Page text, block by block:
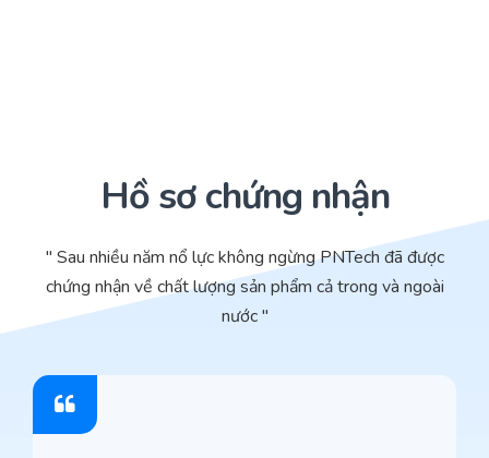
Hồ sơ chứng nhận
" Sau nhiều năm nổ lực không ngừng PNTech đã được
chứng nhận về chất lượng sản phẩm cả trong và ngoài
nước "